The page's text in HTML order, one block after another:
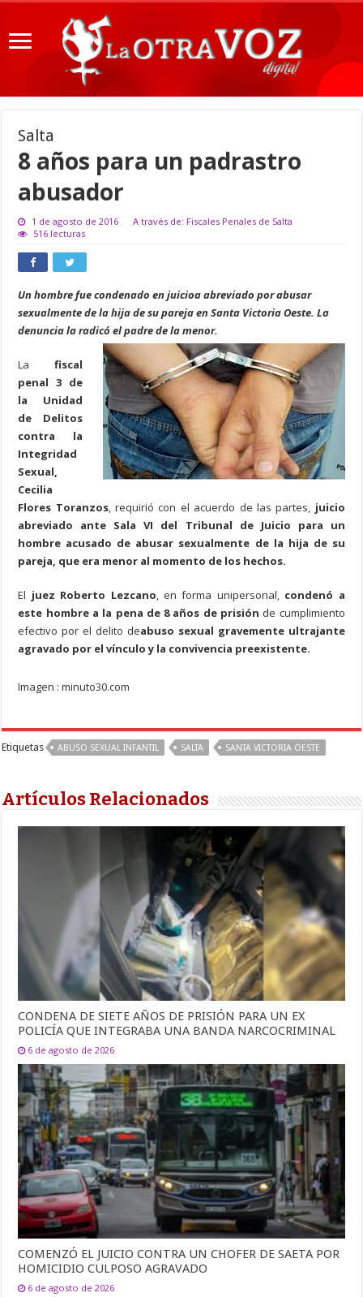
Salta
8 años para un padrastro
abusador
1 de agosto de 2016
A través de: Fiscales Penales de Salta
516 lecturas
Un hombre fue condenado en juicioa abreviado por abusar
sexualmente de la hija de su pareja en Santa Victoria Oeste. La
denuncia la radicó el padre de la menor.
La fiscal
penal 3 de
la Unidad
de Delitos
contra la
Integridad
Sexual,
Cecilia
Flores Toranzos, requirió con el acuerdo de las partes, juicio
abreviado ante Sala VI del Tribunal de Juicio para un
hombre acusado de abusar sexualmente de la hija de su
pareja, que era menor al momento de los hechos.
El juez Roberto Lezcano, en forma unipersonal,condenó a
este hombre a la pena de 8 años de prisión de cumplimiento
efectivo por el delito deabuso sexual gravemente ultrajante
agravado por el vínculo y la convivencia preexistente.
Imagen : minuto30.com
Etiquetas ABUSO SEXUAL INFANTIL SALTA SANTA VICTORIA OESTE
Artículos Relacionados
CONDENA DE SIETE AÑOS DE PRISIÓN PARA UN EX
POLICÍA QUE INTEGRABA UNA BANDA NARCOCRIMINAL
6 de agosto de 2026
COMENZÓ EL JUICIO CONTRA UN CHOFER DE SAETA POR
HOMICIDIO CULPOSO AGRAVADO
6 de agosto de 2026